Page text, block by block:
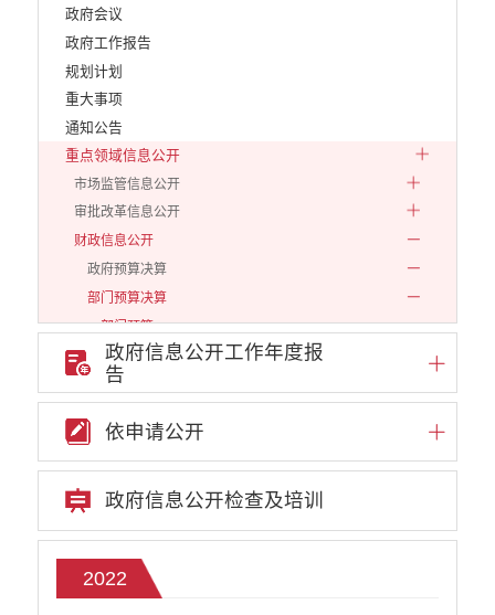
政府会议
政府工作报告
规划计划
重大事项
通知公告
重点领域信息公开
市场监管信息公开
审批改革信息公开
财政信息公开
政府预算决算
部门预算决算
部门预算
2019
2020
2022
2023
2024
2025
2026
部门决算
政府信息公开工作年度报
告
依申请公开
政府信息公开检查及培训
2022